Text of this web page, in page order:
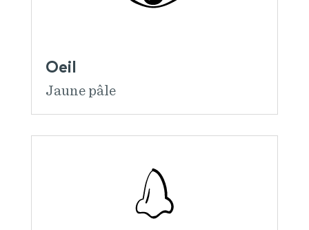
Oeil
Jaune pâle